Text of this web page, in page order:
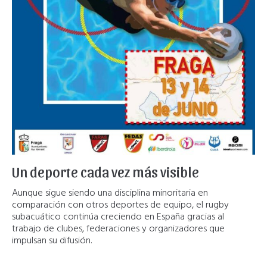
Un deporte cada vez más visible
Aunque sigue siendo una disciplina minoritaria en
comparación con otros deportes de equipo, el rugby
subacuático continúa creciendo en España gracias al
trabajo de clubes, federaciones y organizadores que
impulsan su difusión.